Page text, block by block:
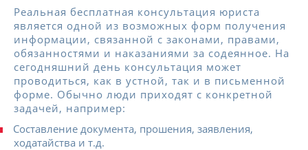
Реальная бесплатная консультация юриста
является одной из возможных форм получения
информации, связанной с законами, правами,
обязанностями и наказаниями за содеянное. На
сегодняшний день консультация может
проводиться, как в устной, так и в письменной
форме. Обычно люди приходят с конкретной
задачей, например:
Составление документа, прошения, заявления,
ходатайства и т.д.